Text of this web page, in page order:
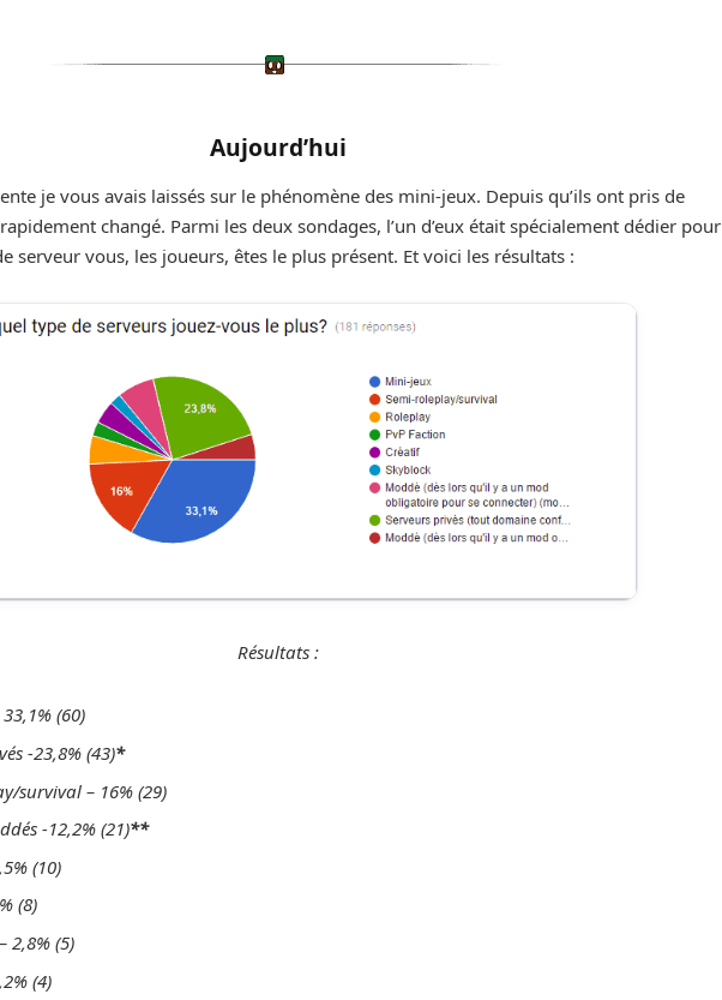
Aujourd’hui
je vous avais laissés sur le phénomène des mini-jeux. Depuis qu’ils ont pris de
changé. Parmi les deux sondages, l’un d’eux était spécialement dédier pour
serveur vous, les joueurs, êtes le plus présent. Et voici les résultats :
Résultats :
(60)
-23,8% (43)*
survival – 16% (29)
-12,2% (21)**
(10)
(8)
2,8% (5)
(4)